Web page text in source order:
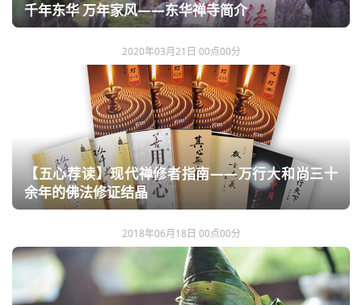
千年东华 万年家风——东华禅寺简介
2020年03月21日 00点00分
【五心荐读】现代禅修者指南——万行大和尚三十
余年的佛法修证结晶
2018年06月18日 00点00分